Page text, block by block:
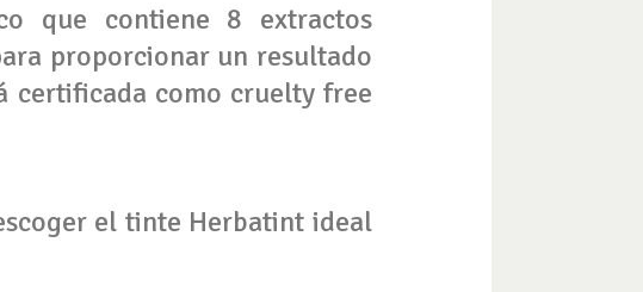
que contiene 8 extractos
proporcionar un resultado
certificada como cruelty free
el tinte Herbatint ideal